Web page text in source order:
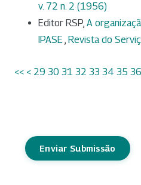
v. 72 n. 2 (1956)
Editor RSP, A
IPASE , Revista do
<< < 29 30 31 32 33 34 35 36
Enviar Submissão